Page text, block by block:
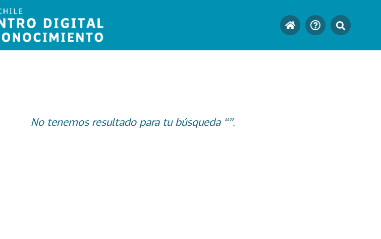
No tenemos resultado para tu búsqueda “”.